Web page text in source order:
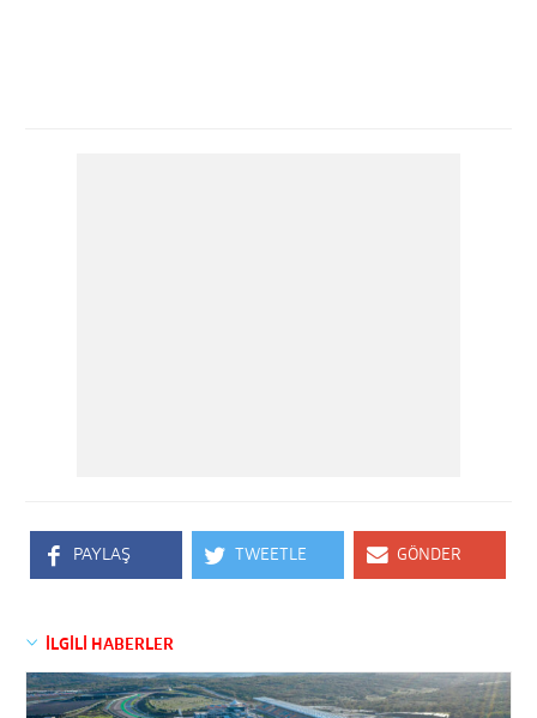
PAYLAŞ TWEETLE GÖNDER
İLGİLİ HABERLER